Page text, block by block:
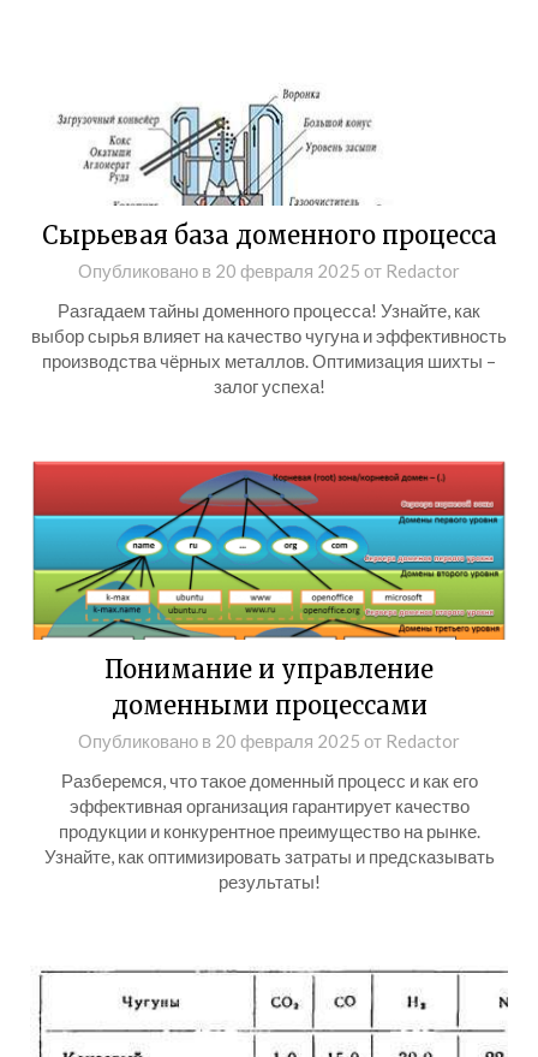
Сырьевая база доменного процесса
Опубликовано в 20 февраля 2025 от Redactor
Разгадаем тайны доменного процесса! Узнайте, как
выбор сырья влияет на качество чугуна и эффективность
производства чёрных металлов. Оптимизация шихты –
залог успеха!
Понимание и управление
доменными процессами
Опубликовано в 20 февраля 2025 от Redactor
Разберемся, что такое доменный процесс и как его
эффективная организация гарантирует качество
продукции и конкурентное преимущество на рынке.
Узнайте, как оптимизировать затраты и предсказывать
результаты!